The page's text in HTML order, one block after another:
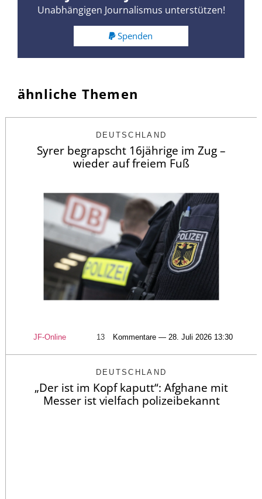
Unabhängigen Journalismus unterstützen!
Spenden
ähnliche Themen
DEUTSCHLAND
Syrer begrapscht 16jährige im Zug –
wieder auf freiem Fuß
JF-Online 13 Kommentare — 28. Juli 2026 13:30
DEUTSCHLAND
„Der ist im Kopf kaputt“: Afghane mit
Messer ist vielfach polizeibekannt